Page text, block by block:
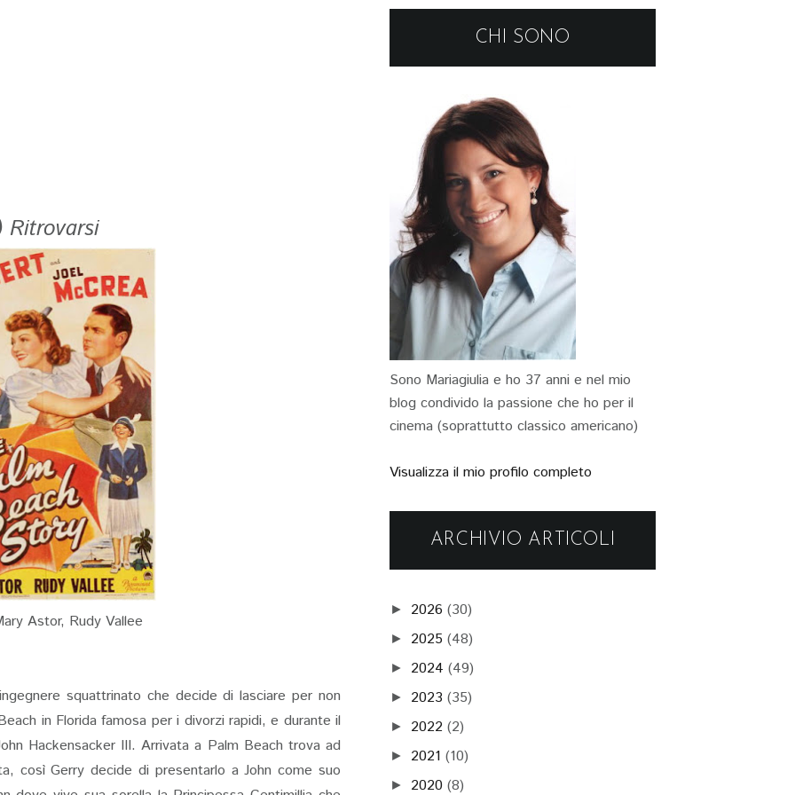
Ritrovarsi
Astor, Rudy Vallee
squattrinato che decide di lasciare per non
in Florida famosa per i divorzi rapidi, e durante il
Hackensacker III. Arrivata a Palm Beach trova ad
così Gerry decide di presentarlo a John come suo
CHI SONO
Sono Mariagiulia e ho 37 anni e nel mio
blog condivido la passione che ho per il
cinema (soprattutto classico americano)
Visualizza il mio profilo completo
ARCHIVIO ARTICOLI
► 2026 (30)
► 2025 (48)
► 2024 (49)
► 2023 (35)
► 2022 (2)
► 2021 (10)
► 2020 (8)